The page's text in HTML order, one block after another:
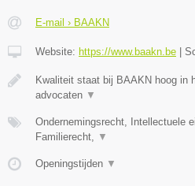
E-mail › BAAKN
Website: https://www.baakn.be
Kwaliteit staat bij BAAKN hoog in
advocaten ▼
Ondernemingsrecht, Intellectuele
Familierecht, ▼
Openingstijden ▼